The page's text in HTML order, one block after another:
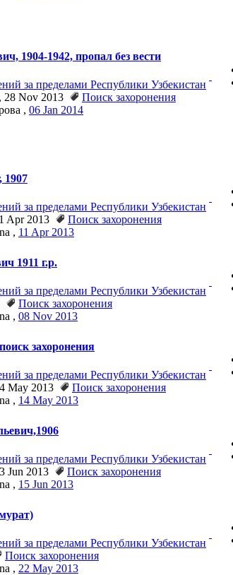
1904-1942, пропал без вести
за пределами Республики Узбекистан
28 Nov 2013
Поиск захоронения
, 06 Jan 2014
1907
за пределами Республики Узбекистан
Apr 2013
Поиск захоронения
, 11 Apr 2013
1911 г.р.
за пределами Республики Узбекистан
Поиск захоронения
, 08 Nov 2013
захоронения
за пределами Республики Узбекистан
May 2013
Поиск захоронения
, 14 May 2013
за пределами Республики Узбекистан
Jun 2013
Поиск захоронения
, 15 Jun 2013
за пределами Республики Узбекистан
Поиск захоронения
, 22 May 2013